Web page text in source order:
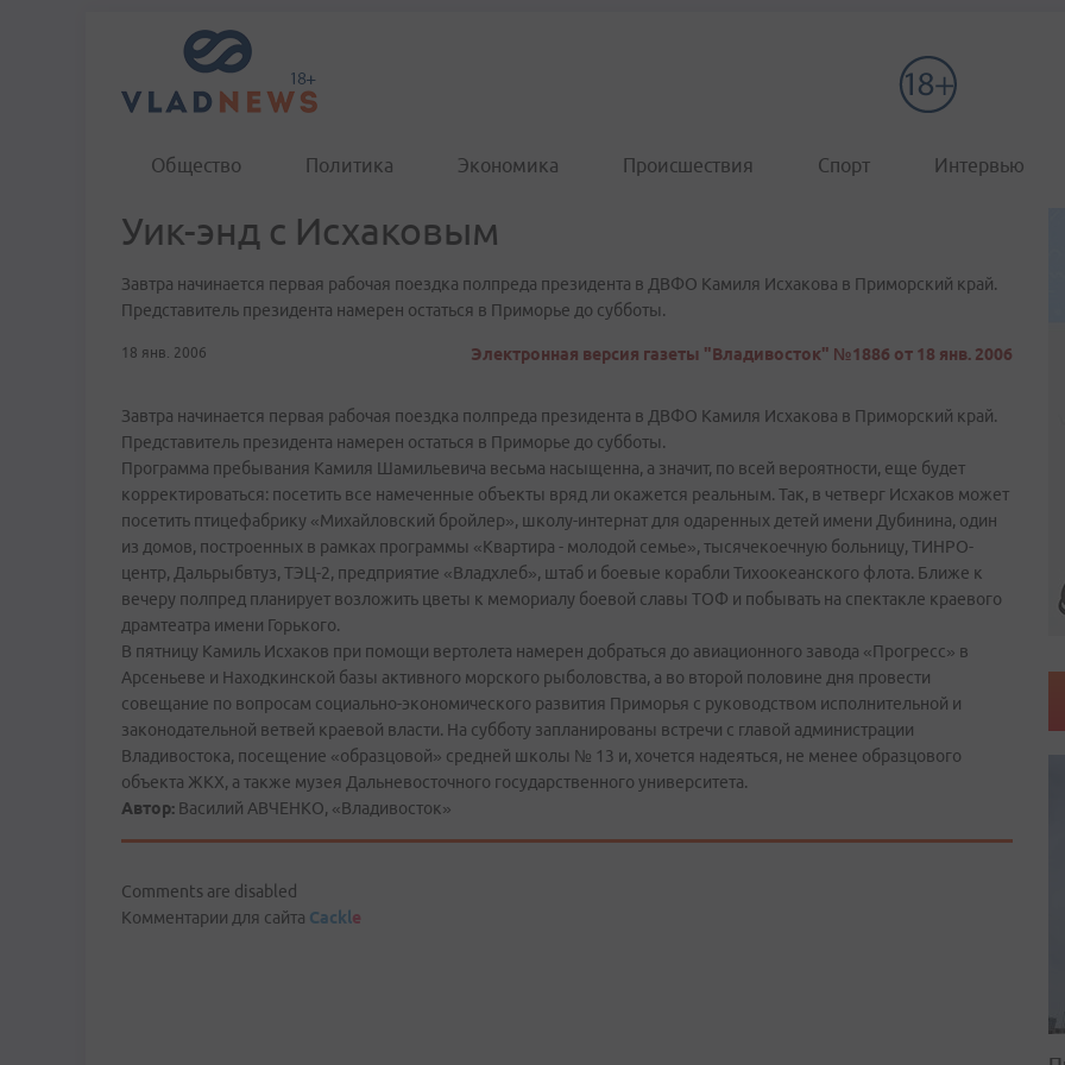
Общество Политика Экономика Происшествия Спорт Интервью
Уик-энд с Исхаковым
Завтра начинается первая рабочая поездка полпреда президента в ДВФО Камиля Исхакова в Приморский край.
Представитель президента намерен остаться в Приморье до субботы.
18 янв. 2006 Электронная версия газеты "Владивосток" №1886 от 18 янв. 2006
Завтра начинается первая рабочая поездка полпреда президента в ДВФО Камиля Исхакова в Приморский край.
Представитель президента намерен остаться в Приморье до субботы.
Программа пребывания Камиля Шамильевича весьма насыщенна, а значит, по всей вероятности, еще будет
корректироваться: посетить все намеченные объекты вряд ли окажется реальным. Так, в четверг Исхаков может
посетить птицефабрику «Михайловский бройлер», школу-интернат для одаренных детей имени Дубинина, один
из домов, построенных в рамках программы «Квартира - молодой семье», тысячекоечную больницу, ТИНРО-
центр, Дальрыбвтуз, ТЭЦ-2, предприятие «Владхлеб», штаб и боевые корабли Тихоокеанского флота. Ближе к
вечеру полпред планирует возложить цветы к мемориалу боевой славы ТОФ и побывать на спектакле краевого
драмтеатра имени Горького.
В пятницу Камиль Исхаков при помощи вертолета намерен добраться до авиационного завода «Прогресс» в
Арсеньеве и Находкинской базы активного морского рыболовства, а во второй половине дня провести
совещание по вопросам социально-экономического развития Приморья с руководством исполнительной и
законодательной ветвей краевой власти. На субботу запланированы встречи с главой администрации
Владивостока, посещение «образцовой» средней школы № 13 и, хочется надеяться, не менее образцового
объекта ЖКХ, а также музея Дальневосточного государственного университета.
Автор: Василий АВЧЕНКО, «Владивосток»
Comments are disabled
Комментарии для сайта Cackle